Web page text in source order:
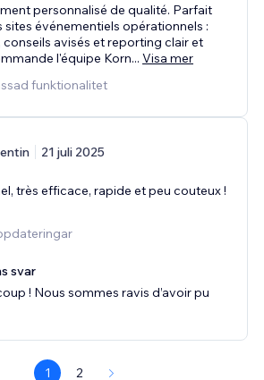
personnalisé de qualité. Parfait
sites événementiels opérationnels :
avisés et reporting clair et
l'équipe Korn... Visa mer
funktionalitet
21 juli 2025
très efficace, rapide et peu couteux !
svar
! Nous sommes ravis d’avoir pu
1 2